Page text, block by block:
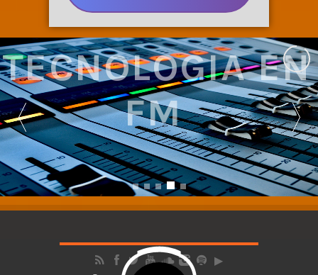
SOMOS
TECNOLOGIA EN
FM
NUESTRA SEÑAL CUBRE LA REGIÓN CENTRO DEL ECUADOR